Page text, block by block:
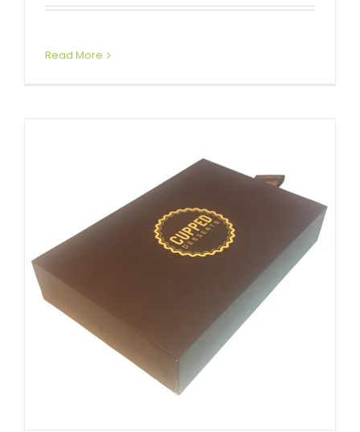
Read More
Ladeboxen op maat